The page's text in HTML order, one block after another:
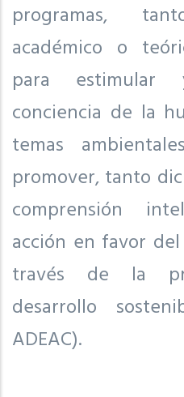
programas,
académico o
para estimular
conciencia de la
temas
promover, tanto
comprensión
acción en favor
través de la
desarrollo
ADEAC).